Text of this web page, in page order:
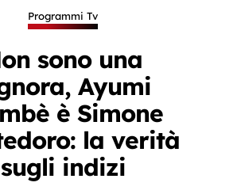
Programmi Tv
sono una
Ayumi
è Simone
la verità
sugli indizi